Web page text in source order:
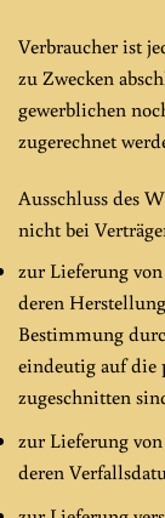
Verbraucher ist
zu Zwecken
gewerblichen
zugerechnet
Ausschluss des
nicht bei
zur Lieferung
deren
Bestimmung
eindeutig auf die
zugeschnitten
zur Lieferung
deren